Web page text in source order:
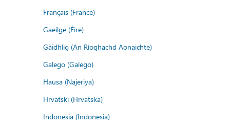
Français (France)
Gaeilge (Éire)
Gàidhlig (An Rìoghachd Aonaichte)
Galego (Galego)
Hausa (Najeriya)
Hrvatski (Hrvatska)
Indonesia (Indonesia)